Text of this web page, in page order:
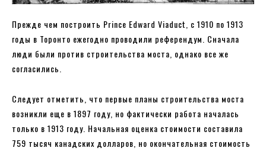
Прежде чем построить Prince Edward Viaduct, с 1910 по 1913
годы в Торонто ежегодно проводили референдум. Сначала
люди были против строительства моста, однако все же
согласились.
Следует отметить, что первые планы строительства моста
возникли еще в 1897 году, но фактически работа началась
только в 1913 году. Начальная оценка стоимости составила
759 тысяч канадских долларов, но окончательная стоимость